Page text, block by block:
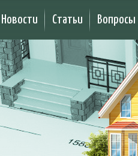
Новости Статьи Вопросы